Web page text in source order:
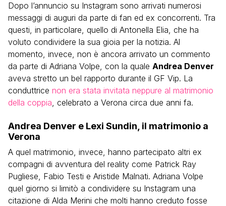
Dopo l’annuncio su Instagram sono arrivati numerosi
messaggi di auguri da parte di fan ed ex concorrenti. Tra
questi, in particolare, quello di Antonella Elia, che ha
voluto condividere la sua gioia per la notizia. Al
momento, invece, non è ancora arrivato un commento
da parte di Adriana Volpe, con la quale Andrea Denver
aveva stretto un bel rapporto durante il GF Vip. La
conduttrice non era stata invitata neppure al matrimonio
della coppia, celebrato a Verona circa due anni fa.
Andrea Denver e Lexi Sundin, il matrimonio a
Verona
A quel matrimonio, invece, hanno partecipato altri ex
compagni di avventura del reality come Patrick Ray
Pugliese, Fabio Testi e Aristide Malnati. Adriana Volpe
quel giorno si limitò a condividere su Instagram una
citazione di Alda Merini che molti hanno creduto fosse